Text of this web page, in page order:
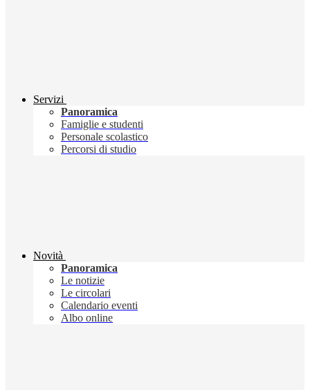
Servizi
Panoramica
Famiglie e studenti
Personale scolastico
Percorsi di studio
Novità
Panoramica
Le notizie
Le circolari
Calendario eventi
Albo online